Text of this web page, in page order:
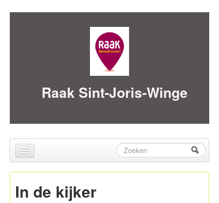
Raak Sint-Joris-Winge
Zoekveld
Zoeken
Home
over ons
In de kijker